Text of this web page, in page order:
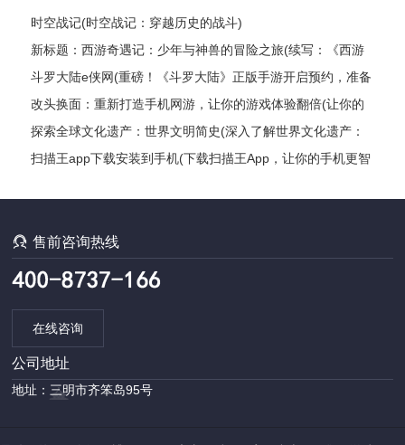
时空战记(时空战记：穿越历史的战斗)
新标题：西游奇遇记：少年与神兽的冒险之旅(续写：《西游
奇遇记：少年与神兽的冒险之旅》的继续探险)
斗罗大陆e侠网(重磅！《斗罗大陆》正版手游开启预约，准备
好了吗？)
改头换面：重新打造手机网游，让你的游戏体验翻倍(让你的
游戏体验翻倍：打造全新手机网游)
探索全球文化遗产：世界文明简史(深入了解世界文化遗产：
探索各国文明发展编年史)
扫描王app下载安装到手机(下载扫描王App，让你的手机更智
售前咨询热线
在线咨询
公司地址
地址：三明市齐笨岛95号